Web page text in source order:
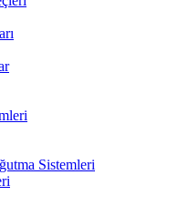
Sistemleri